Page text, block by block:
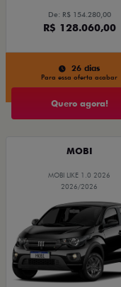
De: R$ 154.280,00
R$ 128.060,00
26 dias
Para essa oferta acabar
Quero agora!
MOBI
MOBI LIKE 1.0 2026
2026/2026